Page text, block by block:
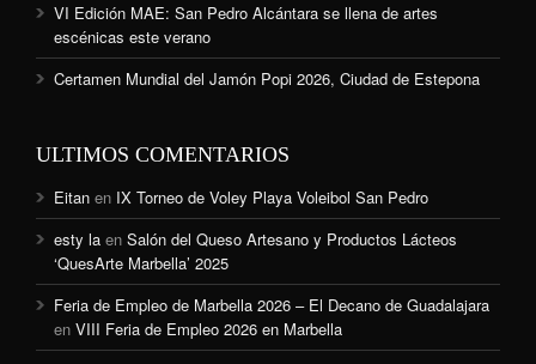
VI Edición MAE: San Pedro Alcántara se llena de artes
escénicas este verano
Certamen Mundial del Jamón Popi 2026, Ciudad de Estepona
ULTIMOS COMENTARIOS
Eitan en IX Torneo de Voley Playa Voleibol San Pedro
esty la en Salón del Queso Artesano y Productos Lácteos
‘QuesArte Marbella’ 2025
Feria de Empleo de Marbella 2026 – El Decano de Guadalajara
en VIII Feria de Empleo 2026 en Marbella